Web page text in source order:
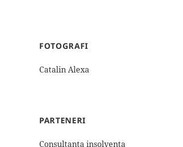
FOTOGRAFI
Catalin Alexa
PARTENERI
Consultanta insolventa